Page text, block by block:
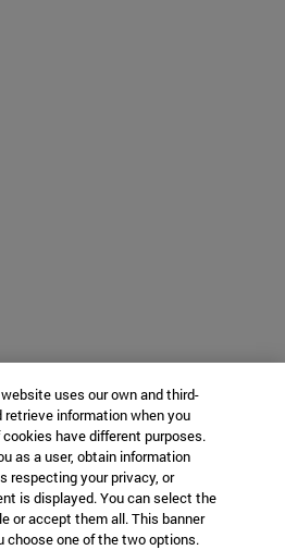
uses our own and third-
information when you
have different purposes.
as a user, obtain information
respecting your privacy, or
is displayed. You can select the
or accept them all. This banner
choose one of the two options.